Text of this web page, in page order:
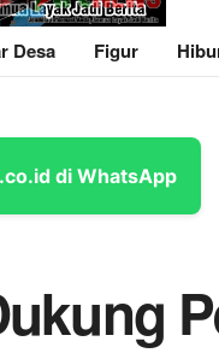
Desa Figur
di WhatsApp